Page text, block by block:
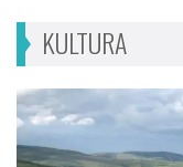
KULTURA